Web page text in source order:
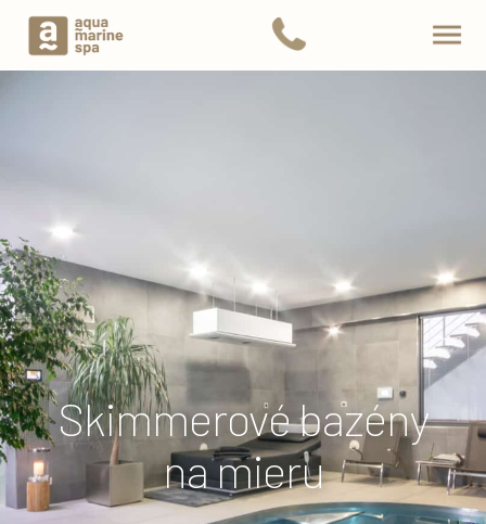
Skimmerové bazény
na mieru